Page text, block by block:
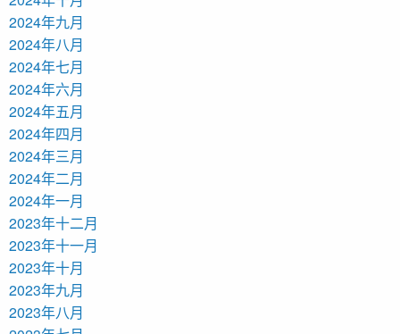
2024年九月
2024年八月
2024年七月
2024年六月
2024年五月
2024年四月
2024年三月
2024年二月
2024年一月
2023年十二月
2023年十一月
2023年十月
2023年九月
2023年八月